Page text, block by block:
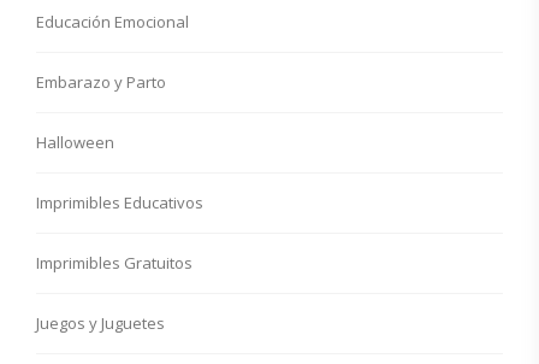
Educación Emocional
Embarazo y Parto
Halloween
Imprimibles Educativos
Imprimibles Gratuitos
Juegos y Juguetes